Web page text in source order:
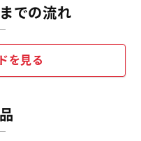
での流れ
を見る